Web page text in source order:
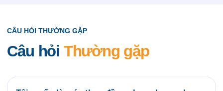
CÂU HỎI THƯỜNG GẶP
Câu hỏi Thường gặp